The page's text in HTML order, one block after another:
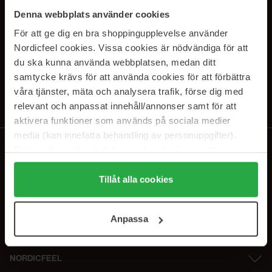
Denna webbplats använder cookies
För att ge dig en bra shoppingupplevelse använder
Nordicfeel cookies. Vissa cookies är nödvändiga för att
du ska kunna använda webbplatsen, medan ditt
samtycke krävs för att använda cookies för att förbättra
våra tjänster, mäta och analysera trafik, förse dig med
relevant och anpassat innehåll/annonser samt för att
aktivera funktioner som används på sociala medier
media (kan innefatta behandling av personuppgifter).
Genom att trycka på "Tillåt alla cookies" accepterar du
alla cookies, medan du under "Detaljer" kan anpassa
användningen av cookies. Du kan när som helst återkalla
samt vår Integritetspolicy.
Tillåt alla cookies
Anpassa
PRENUMERERA PÅ VÅRA
NYHETSBREV
Genom att prenumerera accepterar du vårIntegritetspolicy.
Avprenumerera när som helst.
NORDICFEEL